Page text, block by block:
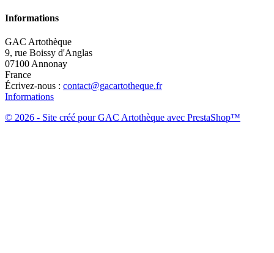
Informations
GAC Artothèque
9, rue Boissy d'Anglas
07100 Annonay
France
Écrivez-nous : contact@gacartotheque.fr
Informations
© 2026 - Site créé pour GAC Artothèque avec PrestaShop™